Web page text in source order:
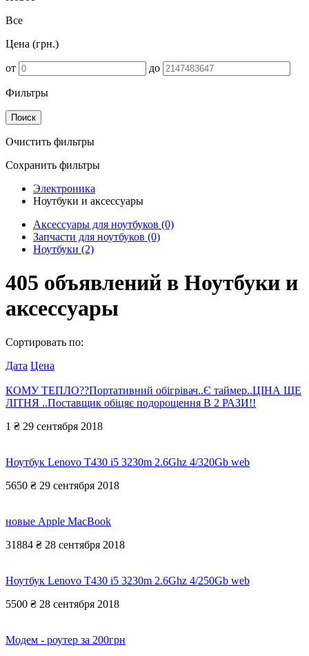
Все
Цена (грн.)
от до
Фильтры
Поиск
Очистить фильтры
Сохранить фильтры
Электроника
Ноутбуки и аксессуары
Аксессуары для ноутбуков (0)
Запчасти для ноутбуков (0)
Ноутбуки (2)
405 объявлений в Ноутбуки и
аксессуары
Сортировать по:
Дата Цена
КОМУ ТЕПЛО??Портативний обігрівач..Є таймер..ЦІНА ЩЕ
ЛІТНЯ ..Поставщик обіцяє подорощення В 2 РАЗИ!!
1 ₴ 29 сентября 2018
Ноутбук Lenovo T430 i5 3230m 2.6Ghz 4/320Gb web
5650 ₴ 29 сентября 2018
новые Apple MacBook
31884 ₴ 28 сентября 2018
Ноутбук Lenovo T430 i5 3230m 2.6Ghz 4/250Gb web
5500 ₴ 28 сентября 2018
Модем - роутер за 200грн